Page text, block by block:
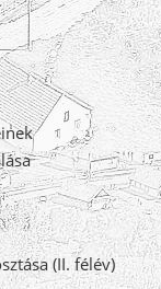
(II. félév)